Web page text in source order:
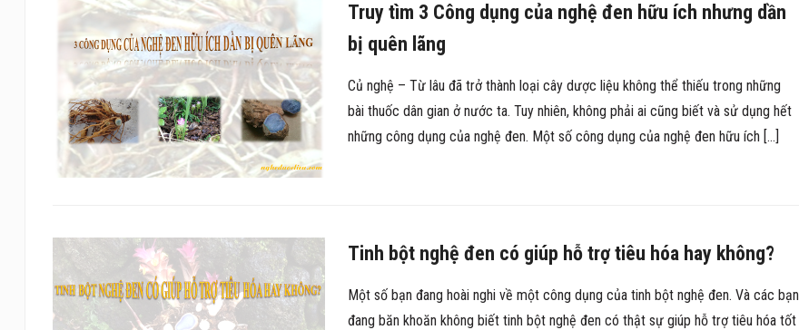
Truy tìm 3 Công dụng của nghệ đen hữu ích nhưng dần
bị quên lãng
Củ nghệ – Từ lâu đã trở thành loại cây dược liệu không thể thiếu trong những
bài thuốc dân gian ở nước ta. Tuy nhiên, không phải ai cũng biết và sử dụng hết
những công dụng của nghệ đen. Một số công dụng của nghệ đen hữu ích […]
Tinh bột nghệ đen có giúp hỗ trợ tiêu hóa hay không?
Một số bạn đang hoài nghi về một công dụng của tinh bột nghệ đen. Và các bạn
đang băn khoăn không biết tinh bột nghệ đen có thật sự giúp hỗ trợ tiêu hóa tốt